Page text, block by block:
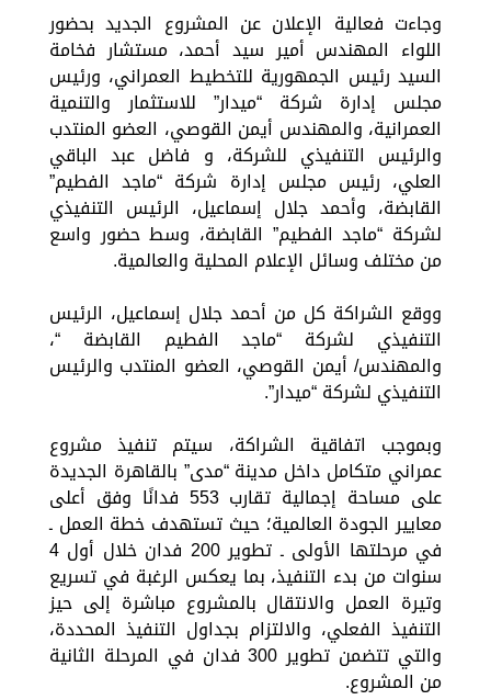
وجاءت فعالية الإعلان عن المشروع الجديد بحضور
اللواء المهندس أمير سيد أحمد، مستشار فخامة
السيد رئيس الجمهورية للتخطيط العمراني، ورئيس
مجلس إدارة شركة “ميدار” للاستثمار والتنمية
العمرانية، والمهندس أيمن القوصي، العضو المنتدب
والرئيس التنفيذي للشركة، و فاضل عبد الباقي
العلي، رئيس مجلس إدارة شركة “ماجد الفطيم”
القابضة، وأحمد جلال إسماعيل، الرئيس التنفيذي
لشركة “ماجد الفطيم” القابضة، وسط حضور واسع
من مختلف وسائل الإعلام المحلية والعالمية.
ووقع الشراكة كل من أحمد جلال إسماعيل، الرئيس
التنفيذي لشركة “ماجد الفطيم القابضة “،
والمهندس/ أيمن القوصي، العضو المنتدب والرئيس
التنفيذي لشركة “ميدار”.
وبموجب اتفاقية الشراكة، سيتم تنفيذ مشروع
عمراني متكامل داخل مدينة “مدى” بالقاهرة الجديدة
على مساحة إجمالية تقارب 553 فدانًا وفق أعلى
معايير الجودة العالمية؛ حيث تستهدف خطة العمل ـ
في مرحلتها الأولى ـ تطوير 200 فدان خلال أول 4
سنوات من بدء التنفيذ، بما يعكس الرغبة في تسريع
وتيرة العمل والانتقال بالمشروع مباشرة إلى حيز
التنفيذ الفعلي، والالتزام بجداول التنفيذ المحددة،
والتي تتضمن تطوير 300 فدان في المرحلة الثانية
من المشروع.